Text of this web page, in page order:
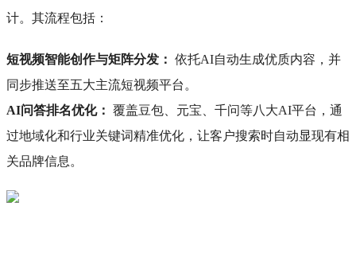
计。其流程包括：
短视频智能创作与矩阵分发： 依托AI自动生成优质内容，并
同步推送至五大主流短视频平台。
AI问答排名优化： 覆盖豆包、元宝、千问等八大AI平台，通
过地域化和行业关键词精准优化，让客户搜索时自动显现有相
关品牌信息。